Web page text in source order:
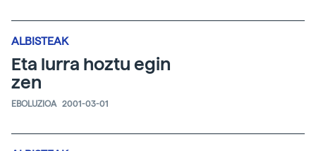
ALBISTEAK
Eta lurra hoztu egin
zen
EBOLUZIOA 2001-03-01